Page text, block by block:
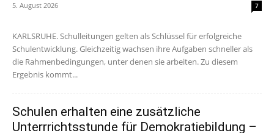
5. August 2026 7
KARLSRUHE. Schulleitungen gelten als Schlüssel für erfolgreiche
Schulentwicklung. Gleichzeitig wachsen ihre Aufgaben schneller als
die Rahmenbedingungen, unter denen sie arbeiten. Zu diesem
Ergebnis kommt...
Schulen erhalten eine zusätzliche
Unterrrichtsstunde für Demokratiebildung –